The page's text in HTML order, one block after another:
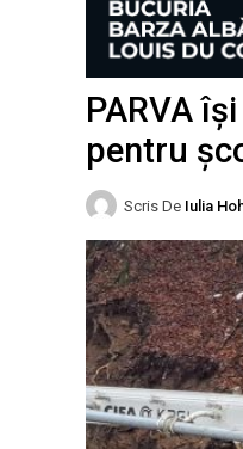
PARVA
pentru
Scris De Iulia